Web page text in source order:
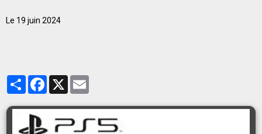
Le 19 juin 2024
PartagerFacebook
X